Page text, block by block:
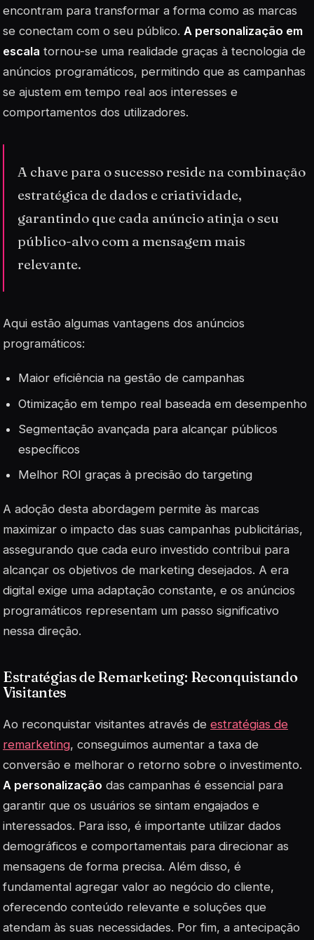
encontram para transformar a forma como as marcas
se conectam com o seu público. A personalização em
escala tornou-se uma realidade graças à tecnologia de
anúncios programáticos, permitindo que as campanhas
se ajustem em tempo real aos interesses e
comportamentos dos utilizadores.
A chave para o sucesso reside na combinação
estratégica de dados e criatividade,
garantindo que cada anúncio atinja o seu
público-alvo com a mensagem mais
relevante.
Aqui estão algumas vantagens dos anúncios
programáticos:
Maior eficiência na gestão de campanhas
Otimização em tempo real baseada em desempenho
Segmentação avançada para alcançar públicos
específicos
Melhor ROI graças à precisão dotargeting
A adoção desta abordagem permite às marcas
maximizar o impacto das suas campanhas publicitárias,
assegurando que cada euro investido contribui para
alcançar os objetivos de marketing desejados. A era
digital exige uma adaptação constante, e os anúncios
programáticos representam um passo significativo
nessa direção.
Estratégias de Remarketing: Reconquistando
Visitantes
Ao reconquistar visitantes através de estratégias de
remarketing, conseguimos aumentar a taxa de
conversão e melhorar o retorno sobre o investimento.
A personalização das campanhas é essencial para
garantir que os usuários se sintam engajados e
interessados. Para isso, é importante utilizar dados
demográficos e comportamentais para direcionar as
mensagens de forma precisa. Além disso, é
fundamental agregar valor ao negócio do cliente,
oferecendo conteúdo relevante e soluções que
atendam às suas necessidades. Por fim, a antecipação